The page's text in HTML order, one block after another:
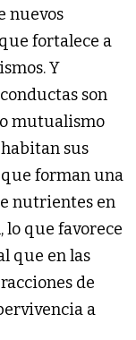
nuevos
fortalece a
Y
son
mutualismo
sus
forman una
nutrientes en
lo que favorece
que en las
de
a